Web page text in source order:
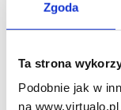
Zgoda
Ta strona
Podobnie jak w
na